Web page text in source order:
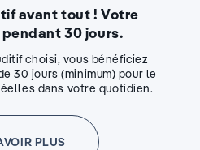
avant tout ! Votre
30 jours.
choisi, vous bénéficiez
30 jours (minimum) pour le
dans votre quotidien.
PLUS